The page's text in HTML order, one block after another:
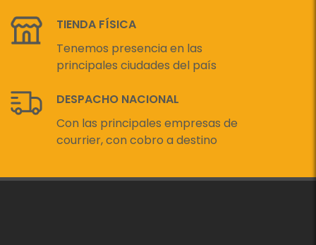
TIENDA FÍSICA
Tenemos presencia en las
principales ciudades del país
DESPACHO NACIONAL
Con las principales empresas de
courrier, con cobro a destino